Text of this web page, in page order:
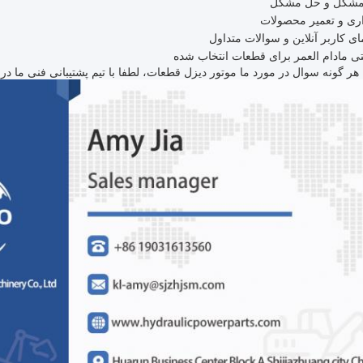
و تعمیر محصولات
کاربر آنلاین و سوالات متداول
مادام العمر برای قطعات انتخاب شده
گونه سوال در مورد ما موتور دیزل قطعات، لطفا با تیم پشتیبانی فنی ما